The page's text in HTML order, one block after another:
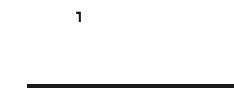
h
Beiträge
SEITE1